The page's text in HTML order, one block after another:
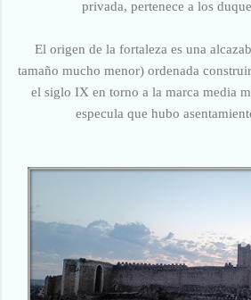
privada, pertenece a los
El origen de la fortaleza es una
tamaño mucho menor) ordenada
el siglo IX en torno a la marca media
especula que hubo